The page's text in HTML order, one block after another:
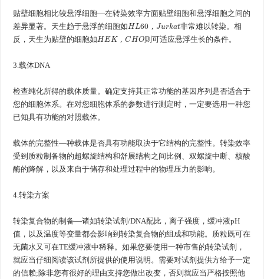
贴壁细胞相比较悬浮细胞—在转染效率方面贴壁细胞和悬浮细胞之间的
差异显著。天生趋于悬浮的细胞如 HL60， ur at
非常难以转染。相
反，天生为贴壁的细胞如 HEK， HO 则可适应悬浮生长的条件。
3.载体DNA
检查纯化所得的载体质量。确定支持其正常功能的基因序列是否适合于
您的细胞体系。在对您细胞体系的参数进行测定时，一定要选用一种您
已知具有功能的对照载体。
载体的完整性—种载体是否具有功能取决于它结构的完整性。转染效率
受到质粒制备物的超螺旋结构和舒展结构之间比例、双螺旋中断、核酸
酶的降解，以及来自于储存和处理过程中的物理压力的影响。
4.转染方案
转染复合物的制备—诸如转染试剂/DNA配比，离子强度，缓冲液pH
值，以及温度等变量都会影响到转染复合物的组成和功能。质粒既可在
无菌水又可在TE缓冲液中稀释。如果您要使用一种市售的转染试剂，
就应当仔细阅读该试剂所提供的使用说明。需要对试剂提供方给予一定
的信赖;除非您有很好的理由支持您做出改变，否则就应当严格按照他